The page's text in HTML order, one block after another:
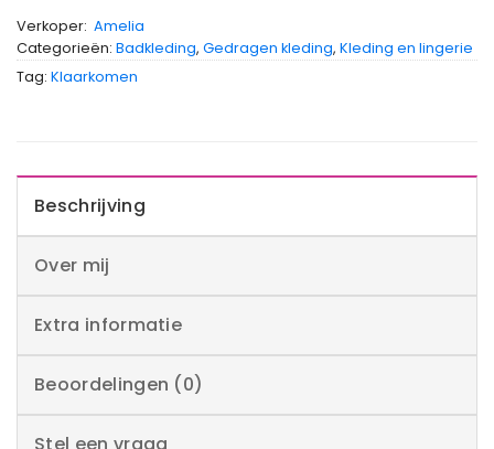
Verkoper: Amelia
Categorieën: Badkleding, Gedragen kleding, Kleding en lingerie
Tag: Klaarkomen
Beschrijving
Over mij
Extra informatie
Beoordelingen (0)